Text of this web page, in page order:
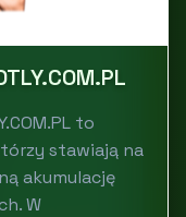
to
stawiają na
akumulację
W